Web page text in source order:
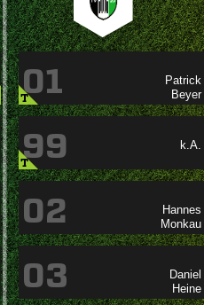


01
T
k.A.
99
T


02


03